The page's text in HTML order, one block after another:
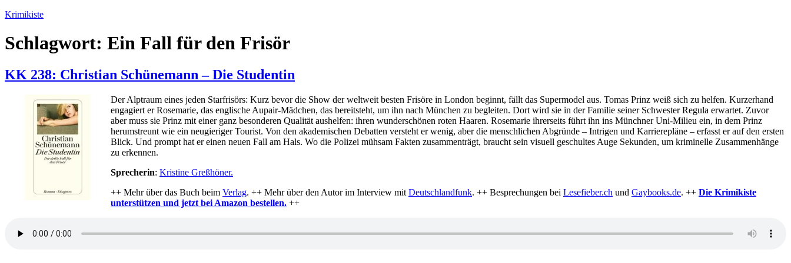
Zum
springen
Krimikiste
Schlagwort: Ein Fall für den Frisör
KK 238: Christian Schünemann – Die Studentin
Der Alptraum eines jeden Starfrisörs: Kurz bevor die Show der weltweit besten Frisöre in London beginnt, fällt das Supermodel aus. Tomas Prinz weiß sich zu helfen. Kurzerhand
engagiert er Rosemarie, das englische Aupair-Mädchen, das bereitsteht, um ihn nach München zu begleiten. Dort wird sie in der Familie seiner Schwester Regula erwartet. Zuvor
aber muss sie Prinz mit einer ganz besonderen Qualität aushelfen: ihren wunderschönen roten Haaren. Rosemarie ihrerseits führt ihn ins Münchner Uni-Milieu ein, in dem Prinz
herumstreunt wie ein neugieriger Tourist. Von den akademischen Debatten versteht er wenig, aber die menschlichen Abgründe – Intrigen und Karrierepläne – erfasst er auf den ersten
Blick. Und prompt hat er einen neuen Fall am Hals. Wo die Polizei mühsam Fakten zusammenträgt, braucht sein visuell geschultes Auge Sekunden, um kriminelle Zusammenhänge
zu erkennen.
Sprecherin: Kristine Greßhöner.
++ Mehr über das Buch beim Verlag. ++ Mehr über den Autor im Interview mit Deutschlandfunk. ++ Besprechungen bei Lesefieber.ch und Gaybooks.de. ++ Die Krimikiste
unterstützen und jetzt bei Amazon bestellen. ++